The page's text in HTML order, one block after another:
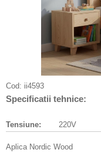
Cod: ii4593
Specificatii tehnice:
Tensiune: 220V
Aplica Nordic Wood